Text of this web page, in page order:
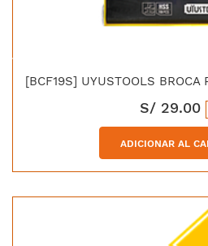
S/ 29.00
ADICIONAR AL